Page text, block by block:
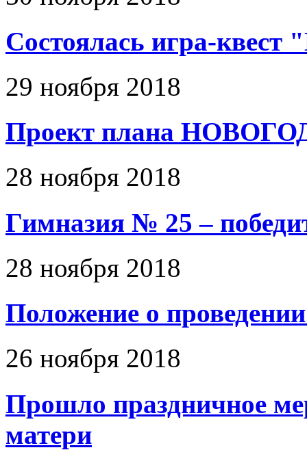
Состоялась игра-
29 ноября 2018
Проект плана
28 ноября 2018
Гимназия № 25 –
28 ноября 2018
Положение о
26 ноября 2018
Прошло праздничное
матери